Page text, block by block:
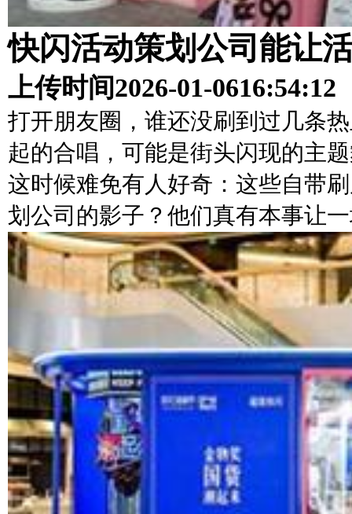
快闪活动策划公司能让
上传时间2026-01-0616:54:12
打开朋友圈，谁还没刷到过几条
起的合唱，可能是街头闪现的主
这时候难免有人好奇：这些自带
划公司的影子？他们真有本事让